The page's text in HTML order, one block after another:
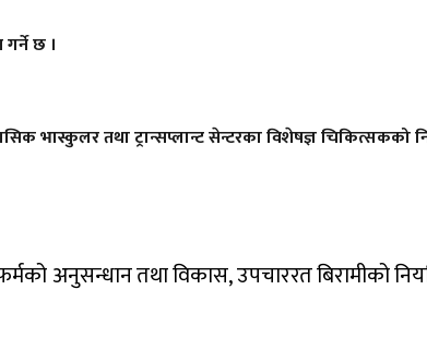
छ ।
भास्कुलर तथा ट्रान्सप्लान्ट सेन्टरका विशेषज्ञ
अनुसन्धान तथा विकास, उपचाररत